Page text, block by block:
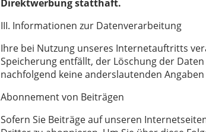
Direktwerbung statthaft.
III. Informationen zur Datenverarbeitung
Ihre bei Nutzung unseres Internetauftritts
Speicherung entfällt, der Löschung der
nachfolgend keine anderslautenden
Abonnement von Beiträgen
Sofern Sie Beiträge auf unseren